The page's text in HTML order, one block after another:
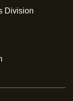
Division